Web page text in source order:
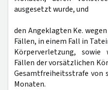
ausgesetzt wurde, und
den Angeklagten Ke.
Fällen, in einem Fall in
Körperverletzung, sowie
Fällen der vorsätzlichen
Gesamtfreiheitsstrafe von
Monaten.